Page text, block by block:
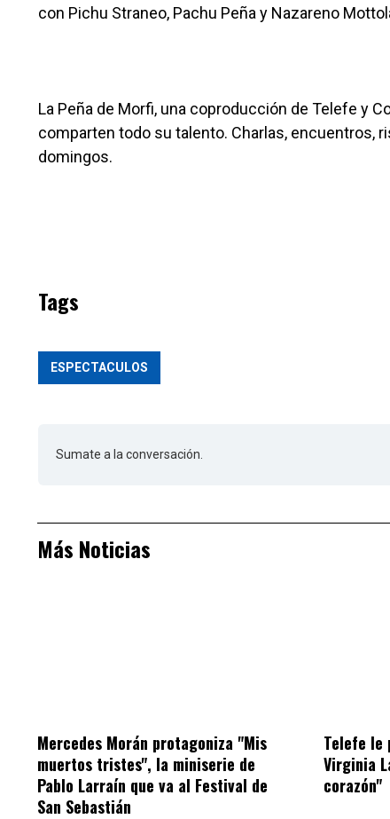
con Pichu Straneo, Pachu Peña y Nazareno
La Peña de Morfi, una coproducción de Telefe y
comparten todo su talento. Charlas, encuentros,
domingos.
Tags
ESPECTACULOS
Sumate a la conversación.
Más Noticias
Mercedes Morán protagoniza "Mis
muertos tristes", la miniserie de
Pablo Larraín que va al Festival de
San Sebastián
Telefe le
Virginia
corazón"